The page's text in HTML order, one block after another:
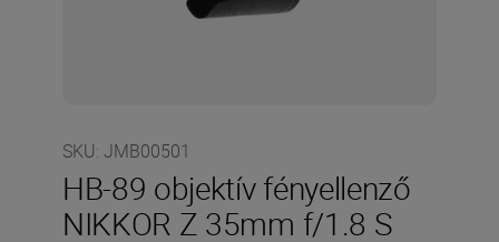
SKU: JMB00501
HB-89 objektív fényellenző
NIKKOR Z 35mm f/1.8 S